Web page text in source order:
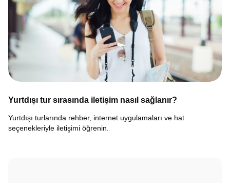
Yurtdışı tur sırasında iletişim nasıl sağlanır?
Yurtdışı turlarında rehber, internet uygulamaları ve hat
seçenekleriyle iletişimi öğrenin.